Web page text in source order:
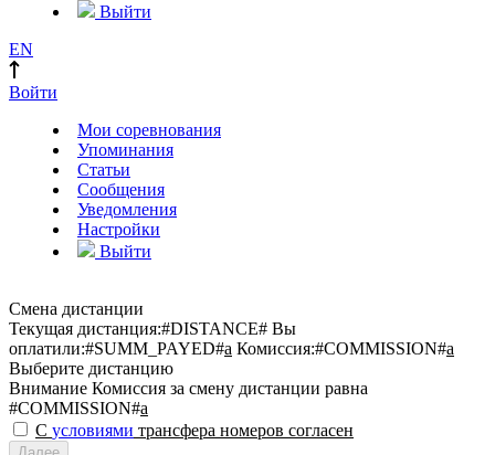
Выйти
EN
Войти
Мои соревнования
Упоминания
Статьи
Сообщения
Уведомления
Настройки
Выйти
Смена дистанции
Текущая дистанция:#DISTANCE# Вы
оплатили:#SUMM_PAYED#a Комиссия:#COMMISSION#a
Выберите дистанцию
Внимание Комиссия за смену дистанции равна
#COMMISSION#a
С условиями трансфера номеров согласен